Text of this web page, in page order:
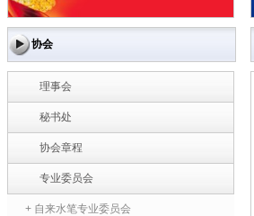
协会
理事会
秘书处
协会章程
专业委员会
+ 自来水笔专业委员会